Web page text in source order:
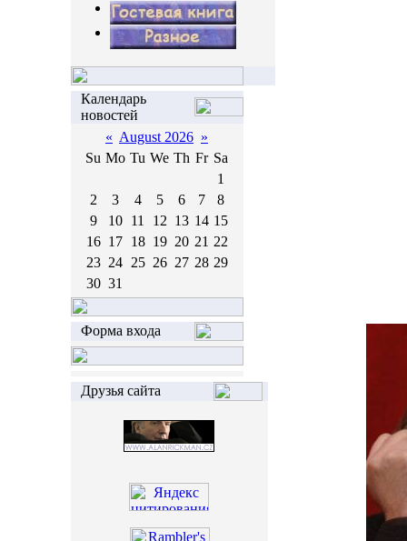
Календарь
новостей
« August 2026 »
Su Mo Tu We Th Fr Sa
1
2
3 4 5 6 7
8
9
10 11 12 13 14 15
16 17 18 19 20 21 22
23 24 25 26 27 28 29
30 31
Форма входа
Друзья сайта